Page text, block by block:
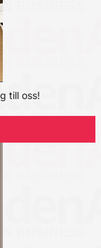
till oss!